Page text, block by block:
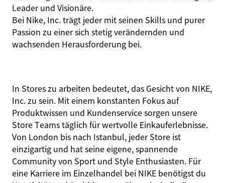
Leader und Visionäre.
Bei Nike, Inc. trägt jeder mit seinen Skills und purer
Passion zu einer sich stetig verändernden und
wachsenden Herausforderung bei.
In Stores zu arbeiten bedeutet, das Gesicht von NIKE,
Inc. zu sein. Mit einem konstanten Fokus auf
Produktwissen und Kundenservice sorgen unsere
Store Teams täglich für wertvolle Einkauferlebnisse.
Von London bis nach Istanbul, jeder Store ist
einzigartig und hat seine eigene, spannende
Community von Sport und Style Enthusiasten. Für
eine Karriere im Einzelhandel bei NIKE benötigst du